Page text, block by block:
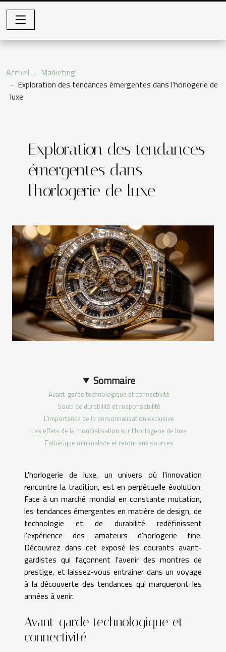
Accueil
Marketing
Exploration des tendances émergentes dans l'horlogerie de
luxe
Exploration des tendances
émergentes dans
l'horlogerie de luxe
Sommaire
Avant-garde technologique et connectivité
Souci de durabilité et responsabilité
L'importance de la personnalisation exclusive
Les effets de la mondialisation sur l'horlogerie de luxe
Esthétique minimaliste et retour aux sources
L'horlogerie de luxe, un univers où l'innovation
rencontre la tradition, est en perpétuelle évolution.
Face à un marché mondial en constante mutation,
les tendances émergentes en matière de design, de
technologie et de durabilité redéfinissent
l'expérience des amateurs d'horlogerie fine.
Découvrez dans cet exposé les courants avant-
gardistes qui façonnent l'avenir des montres de
prestige, et laissez-vous entraîner dans un voyage
à la découverte des tendances qui marqueront les
années à venir.
Avant-garde technologique et
connectivité